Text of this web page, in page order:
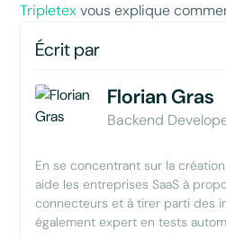
Écrit par
Florian Gras
Backend
En se concentrant sur la
aide les entreprises SaaS à
connecteurs et à tirer parti des
également expert en tests
Tripletex vous explique